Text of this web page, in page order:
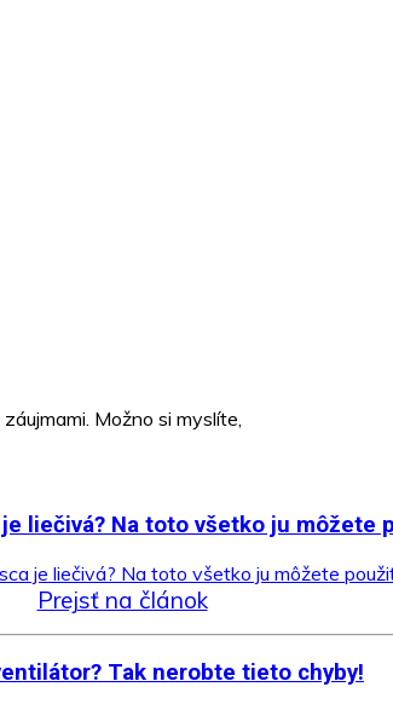
Možno si myslíte,
liečivá? Na toto všetko ju môžete
Prejsť na článok
Tak nerobte tieto chyby!